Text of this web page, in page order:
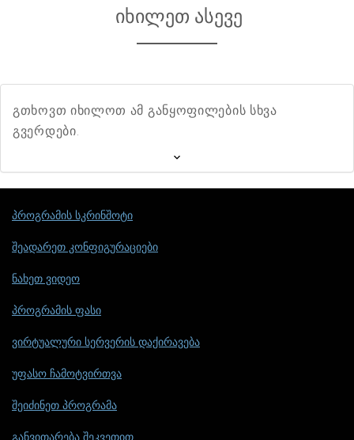
იხილეთ ასევე
გთხოვთ იხილოთ ამ განყოფილების სხვა
გვერდები.
პროგრამის სკრინშოტი
შეადარეთ კონფიგურაციები
ნახეთ ვიდეო
პროგრამის ფასი
ვირტუალური სერვერის დაქირავება
უფასო ჩამოტვირთვა
შეიძინეთ პროგრამა
განვითარება შეკვეთით